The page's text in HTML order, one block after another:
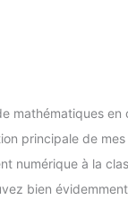
mathématiques en
principale de
numérique à la
bien